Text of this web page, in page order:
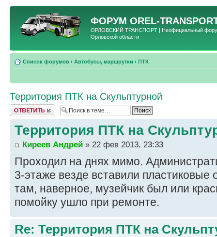
ФОРУМ OREL-
ОРЛОВСКИЙ ТРАНСПОРТ | Неофициальный форум
Орловской области
Список форумов ‹ Автобусы, маршрутки ‹ ПТК
Территория ПТК на Скульптурной
Ответить
Территория ПТК на
Киреев Андрей » 22 фев 2013, 23:33
Проходил на днях мимо.
3-этаже везде вставили пластиковые
там, наверное, музейчик был или
помойку ушло при ремонте.
Re: Территория ПТК на